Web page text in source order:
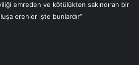
emreden ve kötülükten sakındıran bir
erenler işte bunlardır”